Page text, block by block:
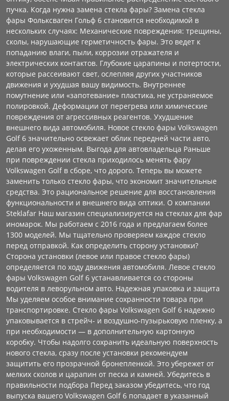
пучка. Когда нужна замена стекла фары? Замена стекла
фары Фольксваген Гольф 6 становится необходимой в
нескольких случаях: Механические повреждения: трещины,
сколы, нарушающие герметичность фары. Это ведет к
попаданию влаги, пыли, коррозии отражателя и
электрических контактов. Глубокие царапины и потертости,
которые рассеивают свет, ослепляя других участников
движения и ухудшая вашу видимость. Внутреннее
помутнение или «запотевание» пластика, не устраняемое
полировкой. Деформации от перегрева или химические
повреждения от агрессивных реагентов. Ухудшение
внешнего вида автомобиля. Новое стекло фары Volkswagen
Golf 6 значительно освежает облик передней части авто,
делая его ухоженным. Выгода для автовладельца Раньше
при повреждении стекла приходилось менять фару
Volkswagen Golf в сборе, что дорого. Теперь вы можете
заменить только стекло фары, что экономит значительные
средства. Это рациональное решение для восстановления
функциональности и внешнего вида оптики. О компании
Steklafar Наш магазин специализируется на стеклах для фар
иномарок. Мы работаем с 2016 года и предлагаем более
1300 моделей. Мы тщательно проверяем каждое стекло
перед отправкой. Как определить сторону установки?
Сторона установки (левое или правое стекло фары)
определяется по ходу движения автомобиля. Левое стекло
фары Volkswagen Golf 6 устанавливается со стороны
водителя в леворульном авто. Надежная упаковка и защита
Мы уделяем особое внимание сохранности товара при
транспортировке. Стекло фары Volkswagen Golf 6 надежно
упаковывается в стрейч- и воздушно-пузырьковую пленку, а
при необходимости — в дополнительную картонную
коробку. Чтобы надолго сохранить идеальную поверхность
нового стекла, сразу после установки рекомендуем
защитить его прозрачной бронепленкой. Это убережет от
мелких сколов и царапин от песка и камней. Убедитесь в
правильности подбора Перед заказом убедитесь, что год
выпуска вашего Volkswagen Golf 6 попадает в указанный